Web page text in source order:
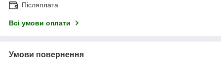
Післяплата
Всі умови оплати
Умови повернення